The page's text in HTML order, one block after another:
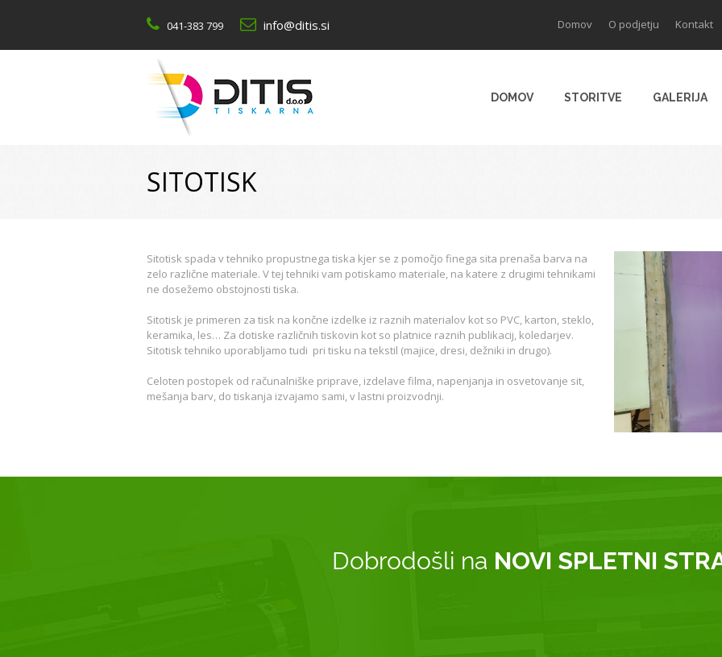
041-383 799 info@ditis.si Domov O podjetju Kontakt
DOMOV STORITVE GALERIJA
SITOTISK
Sitotisk spada v tehniko propustnega tiska kjer se z pomočjo finega sita prenaša barva na
zelo različne materiale. V tej tehniki vam potiskamo materiale, na katere z drugimi tehnikami
ne dosežemo obstojnosti tiska.
Sitotisk je primeren za tisk na končne izdelke iz raznih materialov kot so PVC, karton, steklo,
keramika, les… Za dotiske različnih tiskovin kot so platnice raznih publikacij, koledarjev.
Sitotisk tehniko uporabljamo tudi pri tisku na tekstil (majice, dresi, dežniki in drugo).
Celoten postopek od računalniške priprave, izdelave filma, napenjanja in osvetovanje sit,
mešanja barv, do tiskanja izvajamo sami, v lastni proizvodnji.
Dobrodošli na NOVI SPLETNI